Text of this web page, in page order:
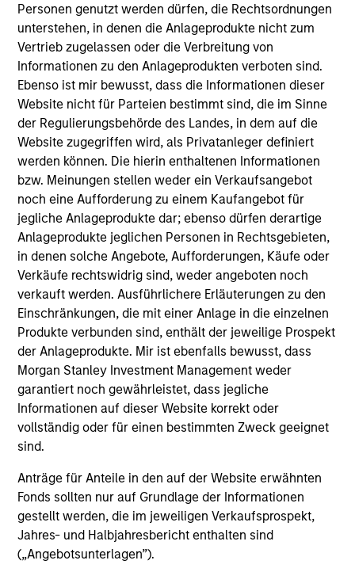
Personen genutzt werden dürfen, die Rechtsordnungen
unterstehen, in denen die Anlageprodukte nicht zum
Vertrieb zugelassen oder die Verbreitung von
Informationen zu den Anlageprodukten verboten sind.
Ebenso ist mir bewusst, dass die Informationen dieser
Website nicht für Parteien bestimmt sind, die im Sinne
der Regulierungsbehörde des Landes, in dem auf die
Website zugegriffen wird, als Privatanleger definiert
werden können. Die hierin enthaltenen Informationen
bzw. Meinungen stellen weder ein Verkaufsangebot
noch eine Aufforderung zu einem Kaufangebot für
jegliche Anlageprodukte dar; ebenso dürfen derartige
Anlageprodukte jeglichen Personen in Rechtsgebieten,
in denen solche Angebote, Aufforderungen, Käufe oder
Verkäufe rechtswidrig sind, weder angeboten noch
verkauft werden. Ausführlichere Erläuterungen zu den
Einschränkungen, die mit einer Anlage in die einzelnen
Produkte verbunden sind, enthält der jeweilige Prospekt
der Anlageprodukte. Mir ist ebenfalls bewusst, dass
Morgan Stanley Investment Management weder
garantiert noch gewährleistet, dass jegliche
Informationen auf dieser Website korrekt oder
vollständig oder für einen bestimmten Zweck geeignet
sind.
Anträge für Anteile in den auf der Website erwähnten
Fonds sollten nur auf Grundlage der Informationen
gestellt werden, die im jeweiligen Verkaufsprospekt,
Jahres- und Halbjahresbericht enthalten sind
(„Angebotsunterlagen”).
1
Culture
The investment team’s culture is shaped by the
cultivation of core values that are cultivated and
reinforced in many ways: curiosity, perspective and
partnership.
2
Reading Day
Members of Global Opportunity participate in activities
that emphasize the aforementioned core values that
define the team's culture. For example, each person on
the team spends at least one day per month focused on
reading, outside of the office or typical work
environment. The purpose of maintaining a regular
reading day is to promote curiosity and help maintain
perspective. Whether it's a company annual report, an
article on a new disruptive technology in a science
magazine or a value investing textbook, the team
daily market fluctuations and focus on continued learning
in a constantly evolving world.
3